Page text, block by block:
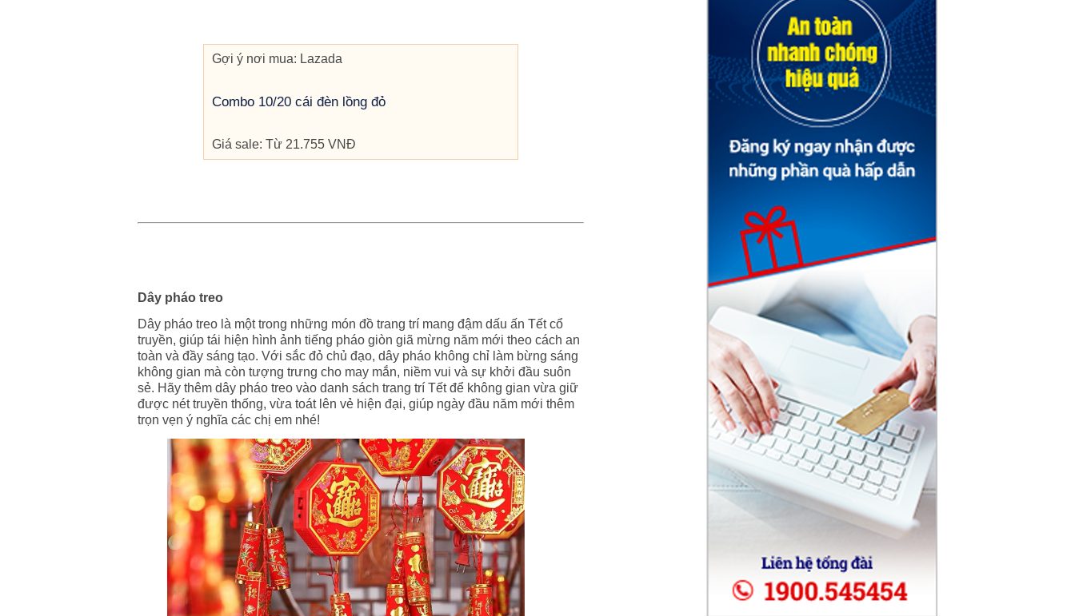
Gợi ý nơi mua: Lazada
Combo 10/20 cái đèn lồng đỏ
Giá sale: Từ 21.755 VNĐ
Dây pháo treo
Dây pháo treo là một trong những món đồ trang trí mang đậm dấu ấn Tết cổ
truyền, giúp tái hiện hình ảnh tiếng pháo giòn giã mừng năm mới theo cách an
toàn và đầy sáng tạo. Với sắc đỏ chủ đạo, dây pháo không chỉ làm bừng sáng
không gian mà còn tượng trưng cho may mắn, niềm vui và sự khởi đầu suôn
sẻ. Hãy thêm dây pháo treo vào danh sách trang trí Tết để không gian vừa giữ
được nét truyền thống, vừa toát lên vẻ hiện đại, giúp ngày đầu năm mới thêm
trọn vẹn ý nghĩa các chị em nhé!